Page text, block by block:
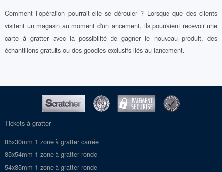
Comment l’opération pourrait-elle se dérouler ? Lorsque que des clients
visitent un magasin au moment d'un lancement, ils pourraient recevoir une
carte à gratter avec la possibilité de gagner le nouveau produit, des
échantillons gratuits ou des goodies exclusifs liés au lancement.
Tickets à gratter
85x30mm 1 zone à gratter carrée
85x54mm 1 zone à gratter ronde
54x85mm 1 zone à gratter ronde